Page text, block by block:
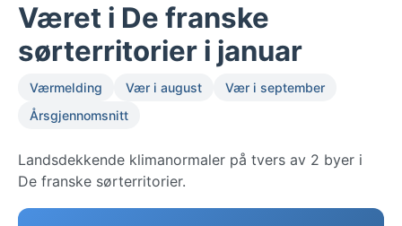
Været i De franske
sørterritorier i januar
Værmelding Vær i august
Vær i september
Årsgjennomsnitt
Landsdekkende klimanormaler på tvers av 2 byer i
De franske sørterritorier.